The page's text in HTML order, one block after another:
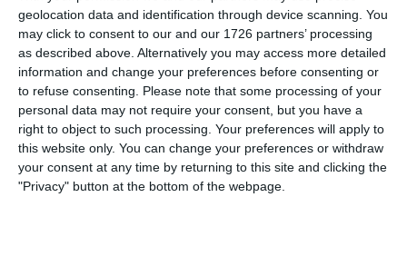
geolocation data and identification through device scanning. You
may click to consent to our and our 1726 partners’ processing
as described above. Alternatively you may access more detailed
information and change your preferences before consenting or
to refuse consenting.
Please note that some processing of your
personal data may not require your consent, but you have a
right to object to such processing. Your preferences will apply to
this website only. You can change your preferences or withdraw
your consent at any time by returning to this site and clicking the
"Privacy" button at the bottom of the webpage.
مدريد تعلن عن 240 عرض عمل في عشرات
المهن.. بعضها لا يشترط الخبرة أو
الشهادات العليا